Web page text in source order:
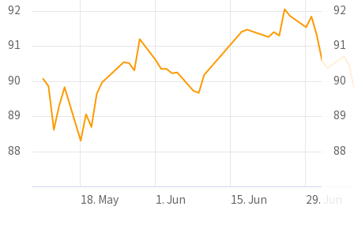
88
89
90
91
92
88
89
90
91
92
18. May 1. Jun 15. Jun 29. Jun